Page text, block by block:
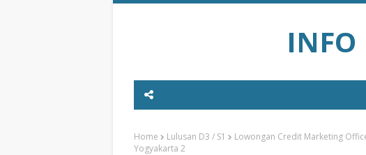
INFO
Home Lulusan D3 / S1
Lowongan Credit Marketing
Yogyakarta 2